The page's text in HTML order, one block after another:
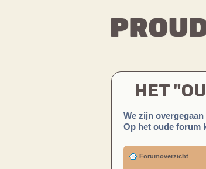
HET
We zijn
Op het oude forum
Forumoverzicht